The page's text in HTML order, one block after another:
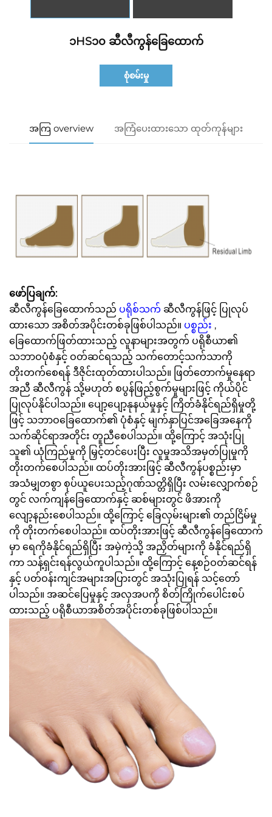
၁HS၁၀ ဆီလီကွန်ခြေထောက်
စုံစမ်းမှု
အကြ overview အကြံပေးထားသော ထုတ်ကုန်များ
ဖော်ပြချက်:
ဆီလီကွန်ခြေထောက်သည် ပရိုစ်သက် ဆီလီကွန်ဖြင့် ပြုလုပ်
ထားသော အစိတ်အပိုင်းတစ်ခုဖြစ်ပါသည်။ ပစ္စည်း ,
ခြေထောက်ဖြတ်ထားသည့် လူနာများအတွက် ပရိုစီယာ၏
သဘာဝပုံစံနှင့် ဝတ်ဆင်ရသည့် သက်တောင့်သက်သာကို
တိုးတက်စေရန် ဒီဇိုင်းထုတ်ထားပါသည်။ ဖြတ်တောက်မှုနေရာ
အညီ ဆီလီကွန် သို့မဟုတ် စပွန်ဖြည့်စွက်မှုများဖြင့် ကိုယ်ပိုင်
ပြုလုပ်နိုင်ပါသည်။ ပျော့ပျော့နုနယ်မှုနှင့် ကြိတ်ခံနိုင်ရည်ရှိမှုတို့
ဖြင့် သဘာဝခြေထောက်၏ ပုံစံနှင့် မျက်နှာပြင်အခြေအနေကို
သက်ဆိုင်ရာအတိုင်း တူညီစေပါသည်။ ထို့ကြောင့် အသုံးပြု
သူ၏ ယုံကြည်မှုကို မြှင့်တင်ပေးပြီး လူမှုအသိအမှတ်ပြုမှုကို
တိုးတက်စေပါသည်။ ထပ်တိုးအားဖြင့် ဆီလီကွန်ပစ္စည်းမှာ
အသံမျှတစွာ စုပ်ယူပေးသည့်ဂုဏ်သတ္တိရှိပြီး လမ်းလျှောက်စဉ်
တွင် လက်ကျန်ခြေထောက်နှင့် ဆစ်များတွင် ဖိအားကို
လျော့နည်းစေပါသည်။ ထို့ကြောင့် ခြေလှမ်းများ၏ တည်ငြိမ်မှု
ကို တိုးတက်စေပါသည်။ ထပ်တိုးအားဖြင့် ဆီလီကွန်ခြေထောက်
မှာ ရေကိုခံနိုင်ရည်ရှိပြီး အမှဲကဲ့သို့ အညှိတ်များကို ခံနိုင်ရည်ရှိ
ကာ သန့်ရှင်းရန်လွယ်ကူပါသည်။ ထို့ကြောင့် နေ့စဉ်ဝတ်ဆင်ရန်
နှင့် ပတ်ဝန်းကျင်အများအပြားတွင် အသုံးပြုရန် သင့်တော်
ပါသည်။ အဆင်ပြေမှုနှင့် အလှအပကို စိတ်ကြိုက်ပေါင်းစပ်
ထားသည့် ပရိုစီယာအစိတ်အပိုင်းတစ်ခုဖြစ်ပါသည်။